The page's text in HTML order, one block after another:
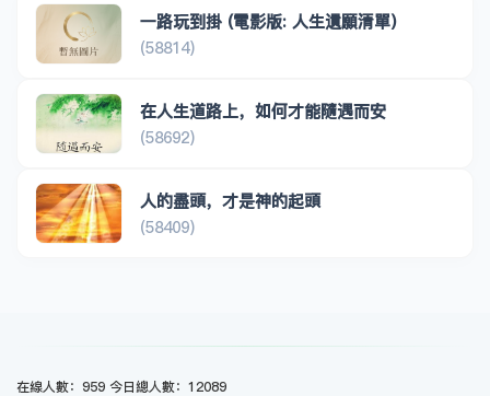
一路玩到掛 (電影版: 人生遺願清單)
(58814)
在人生道路上，如何才能隨遇而安
(58692)
人的盡頭，才是神的起頭
(58409)
在線人數：959 今日總人數：12089